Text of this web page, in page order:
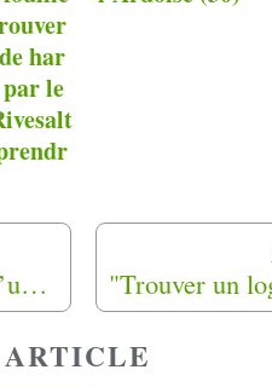
har
par le
Les Harkis honorés lors d’une cérémonie à Baixas (66)